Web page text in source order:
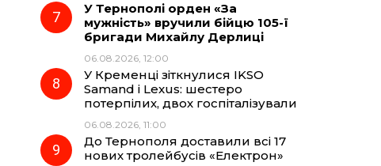
У Тернополі орден «За
мужність» вручили бійцю 105-ї
бригади Михайлу Дерлиці
06.08.2026, 12:00
У Кременці зіткнулися IKSO
Samand і Lexus: шестеро
потерпілих, двох госпіталізували
06.08.2026, 11:00
До Тернополя доставили всі 17
нових тролейбусів «Електрон»